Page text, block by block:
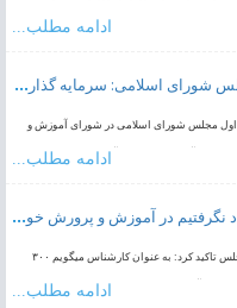
ادامه مطلب...
نایب رئیس اول مجلس شورای اسلامی: سرمایه گذاری نکردن در آموزش و پرورش، منشا زیان است
اول مجلس شورای اسلامی در شورای آموزش و
در آموزش و پرورش آسیب‌های فراوانی را
ادامه مطلب...
دکتر حاجی بابایی یاد نگرفتیم در آموزش و پرورش خوب پول خرج کنیم
رئیس کمیسیون برنامه و بودجه مجلس تاکید کرد: به عنوان کارشناس میگویم ۳۰۰
یک آموزش و پرورش تمام عیار باشد.ادامه مطلب...